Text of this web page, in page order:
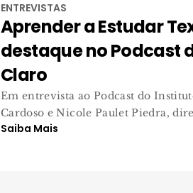
ENTREVISTAS
Aprender a Estudar
destaque no Podcast
Claro
Em entrevista ao Podcast do
Cardoso e Nicole Paulet Piedra,
Saiba Mais